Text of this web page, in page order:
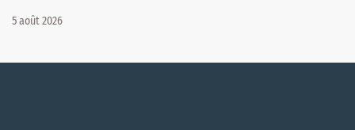
5 août 2026